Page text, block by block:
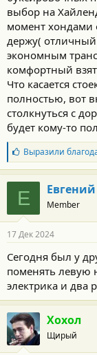
выбор на
момент хондами
держу(
экономным
комфортный
Что касается
полностью, вот
столкнуться с
будет кому-то
Б
л
а
г
о
д
а
н
с
т
и
Выразили
Е Member
17 Дек 2024
Сегодня был у
поменять левую
электрика и два
Хохол
Щирый